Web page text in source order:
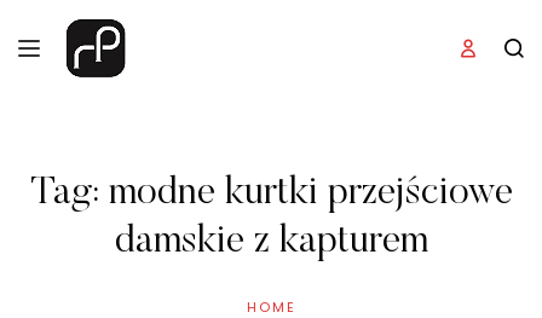
Tag: modne kurtki przejściowe
damskie z kapturem
HOME